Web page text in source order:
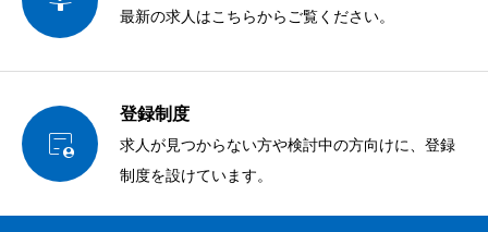
最新の求人はこちらからご覧ください。

登録制度
求人が見つからない方や検討中の方向けに、登録
制度を設けています。